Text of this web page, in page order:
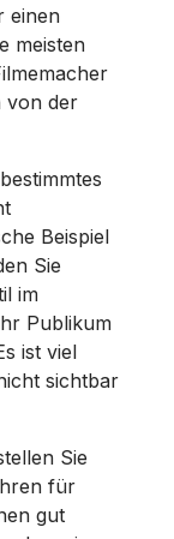
einen
meisten
von der
Beispiel
Sie
im
Publikum
ist viel
sichtbar
Sie
für
gut